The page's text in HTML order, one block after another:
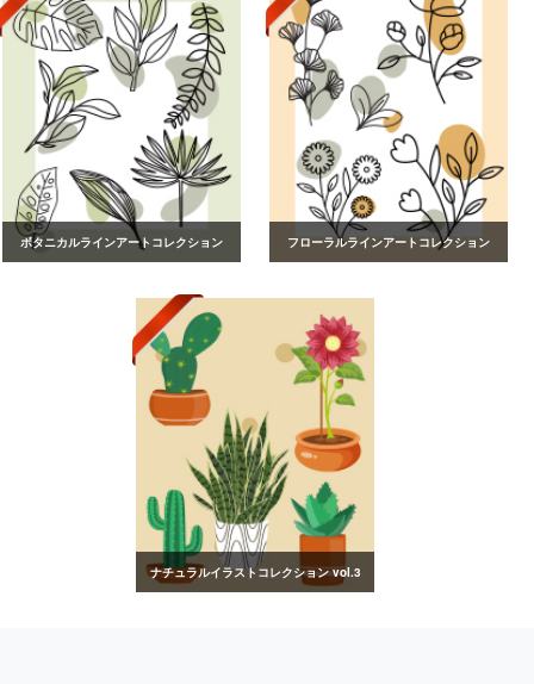
ボタニカルラインアートコレクション フローラルラインアートコレクション
ナチュラルイラストコレクション vol.3